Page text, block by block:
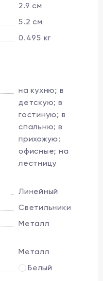
2.9 см
5.2 см
0.495 кг
на кухню; в
детскую; в
гостиную; в
спальню; в
прихожую;
офисные; на
лестницу
Линейный
Светильники
Металл
Металл
Белый